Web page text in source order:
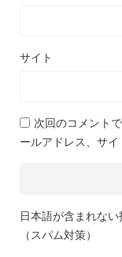
サイト
次回のコメント
ールアドレス、サイ
日本語が含まれな
（スパム対策）